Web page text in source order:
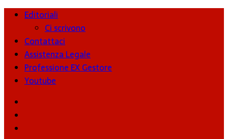
Editoriali
Ci scrivono
Contattaci
Assistenza Legale
Professione EX Gestore
Youtube